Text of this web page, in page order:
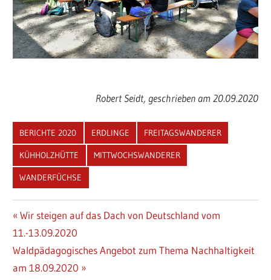
Robert Seidt, geschrieben am 20.09.2020
BERICHTE 2020 ERDLINGE FREITAGSWANDERER
KÜHHOLZHÜTTE MITTWOCHSWANDERER
WANDERFÜCHSE
Beitragsnavigation
Vorheriger
Beitrag:
Wir steigen auf das Dach von Deutschland vom
11.-13.09.2020
Nächster
Beitrag:
Waldpädagogisches Angebot zum Thema Nachhaltigkeit
am 18.09.2020